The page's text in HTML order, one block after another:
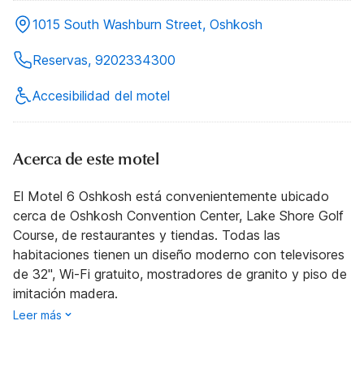
1015 South Washburn Street, Oshkosh
Reservas, 9202334300
Accesibilidad del motel
Acerca de este motel
El Motel 6 Oshkosh está convenientemente ubicado
cerca de Oshkosh Convention Center, Lake Shore Golf
Course, de restaurantes y tiendas. Todas las
habitaciones tienen un diseño moderno con televisores
de 32", Wi-Fi gratuito, mostradores de granito y piso de
imitación madera.
Leer más